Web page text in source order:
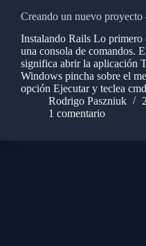
Creando un nuevo
Instalando Rails Lo primero
una consola de comandos.
significa abrir la aplicación
Windows pincha sobre el
opción Ejecutar y teclea
Rodrigo Paszniuk
1 comentario